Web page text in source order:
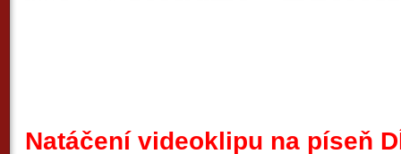
Natáčení videoklipu na píseň